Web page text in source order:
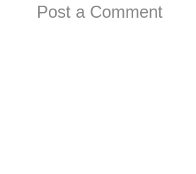
Post a Comment